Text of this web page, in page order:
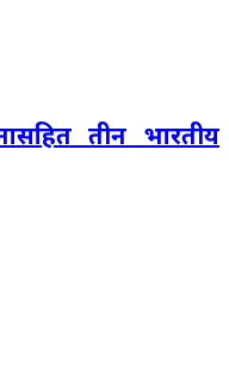
तीन भारतीय